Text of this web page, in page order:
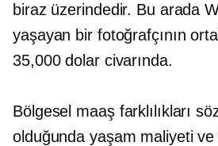
biraz üzerindedir. Bu arada
yaşayan bir fotoğrafçının
35,000 dolar civarında.
Bölgesel maaş farklılıkları
olduğunda yaşam maliyeti ve